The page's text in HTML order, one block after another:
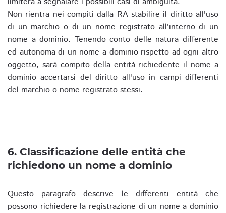
Non rientra nei compiti dalla RA stabilire il diritto all'uso
di un marchio o di un nome registrato all'interno di un
nome a dominio. Tenendo conto delle natura differente
ed autonoma di un nome a dominio rispetto ad ogni altro
oggetto, sarà compito della entità richiedente il nome a
dominio accertarsi del diritto all'uso in campi differenti
del marchio o nome registrato stessi.
6. Classificazione delle entità che
richiedono un nome a dominio
Questo paragrafo descrive le differenti entità che
possono richiedere la registrazione di un nome a dominio